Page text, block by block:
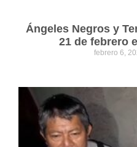
Ángeles Negros y
21 de febrero
febrero 6,